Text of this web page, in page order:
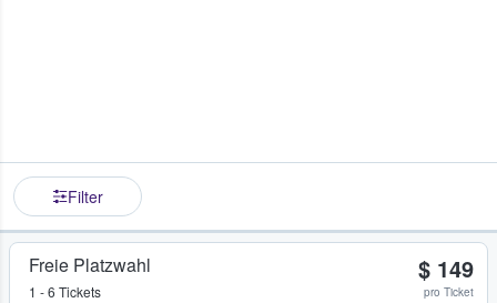
Filter
Freie Platzwahl
1 - 6 Tickets
$ 149
pro Ticket